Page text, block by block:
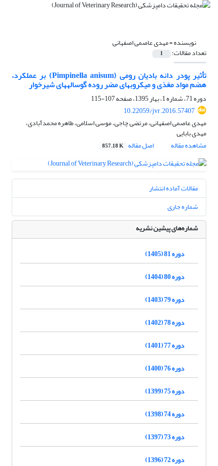
نویسنده =مهدی عاصمی اصفهانی
تعداد مقالات: 1
تأثیر پودر دانه بادیان رومی (Pimpinella anisum) بر عملکرد،
هضم مواد مغذی و میکروبهای مضر روده گوسالههای شیرخوار
دوره 71، شماره 1، بهار 1395، صفحه
107-115
10.22059/jvr.2016.57407
مهدی عاصمی اصفهانی، مرتضی چاجی، موسی اسلامی، طاهره محمدآبادی،
مهدی بابایی
مشاهده مقاله
اصل مقاله 857.18 K
مقالات آماده انتشار
شماره جاری
شماره‌های پیشین نشریه
دوره 81 (1405)
دوره 80 (1404)
دوره 79 (1403)
دوره 78 (1402)
دوره 77 (1401)
دوره 76 (1400)
دوره 75 (1399)
دوره 74 (1398)
دوره 73 (1397)
دوره 72 (1396)